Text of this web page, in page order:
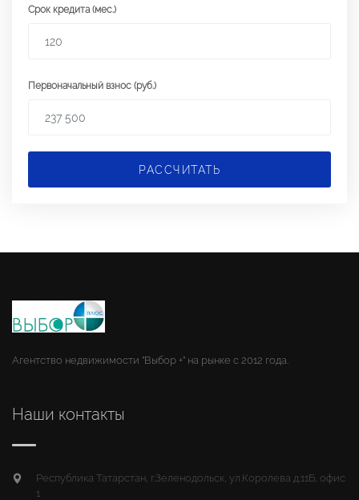
Срок кредита (мес.)
Первоначальный взнос (руб.)
РАССЧИТАТЬ
Агентство недвижимости "Выбор +" на рынке с 2012 года.
Наши контакты
Республика Татарстан, г.Зеленодольск, ул.Королева д.11Б, офис
1